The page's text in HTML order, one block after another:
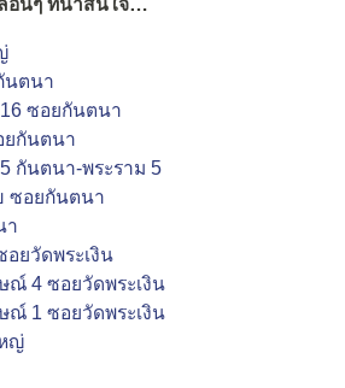
อื่นๆ ที่น่าสนใจ…
นตนา
ซอยกันตนา
กันตนา
กันตนา-พระราม 5
ซอยกันตนา
า
ยวัดพระเงิน
4 ซอยวัดพระเงิน
1 ซอยวัดพระเงิน
ญ่